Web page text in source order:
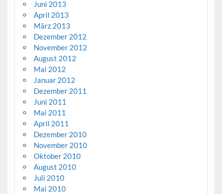
Juni 2013
April 2013
März 2013
Dezember 2012
November 2012
August 2012
Mai 2012
Januar 2012
Dezember 2011
Juni 2011
Mai 2011
April 2011
Dezember 2010
November 2010
Oktober 2010
August 2010
Juli 2010
Mai 2010